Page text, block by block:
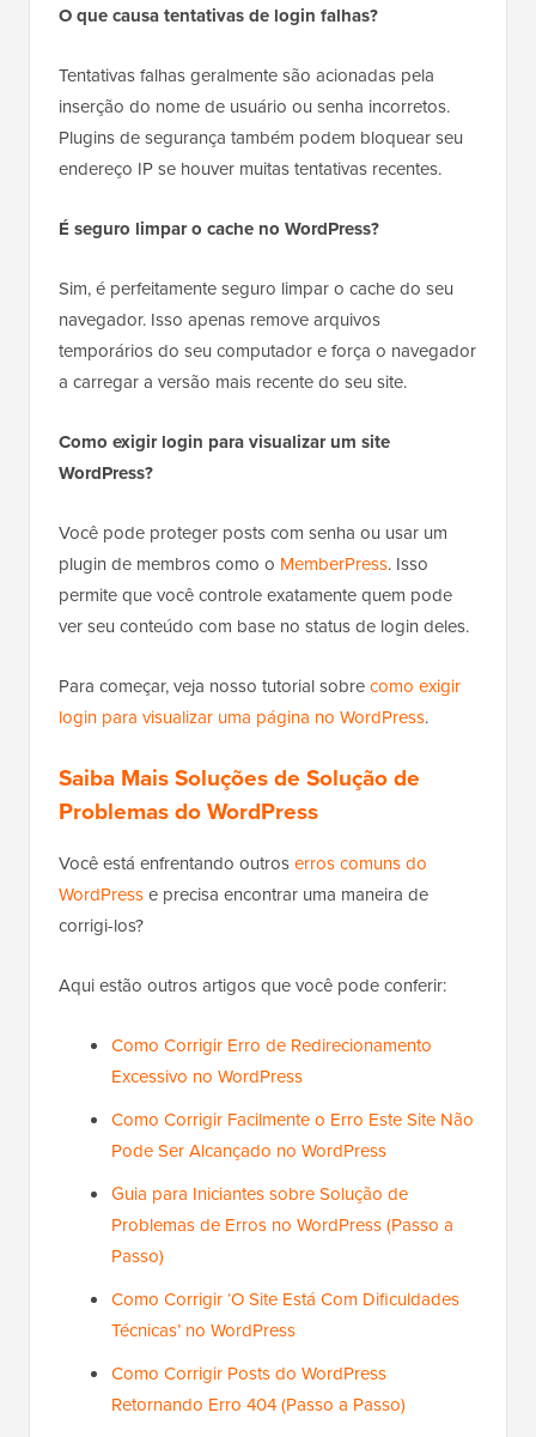
O que causa tentativas de login falhas?
Tentativas falhas geralmente são acionadas pela
inserção do nome de usuário ou senha incorretos.
Plugins de segurança também podem bloquear seu
endereço IP se houver muitas tentativas recentes.
É seguro limpar o cache no WordPress?
Sim, é perfeitamente seguro limpar o cache do seu
navegador. Isso apenas remove arquivos
temporários do seu computador e força o navegador
a carregar a versão mais recente do seu site.
Como exigir login para visualizar um site
WordPress?
Você pode proteger posts com senha ou usar um
plugin de membros como o MemberPress. Isso
permite que você controle exatamente quem pode
ver seu conteúdo com base no status de login deles.
Para começar, veja nosso tutorial sobrecomo exigir
login para visualizar uma página no WordPress.
Saiba Mais Soluções de Solução de
Problemas do WordPress
Você está enfrentando outroserros comuns do
WordPresse precisa encontrar uma maneira de
corrigi-los?
Aqui estão outros artigos que você pode conferir:
Como Corrigir Erro de Redirecionamento
Excessivo no WordPress
Como Corrigir Facilmente o Erro Este Site Não
Pode Ser Alcançado no WordPress
Guia para Iniciantes sobre Solução de
Problemas de Erros no WordPress (Passo a
Passo)
Como Corrigir ‘O Site Está Com Dificuldades
Técnicas’ no WordPress
Como Corrigir Posts do WordPress
Retornando Erro 404 (Passo a Passo)